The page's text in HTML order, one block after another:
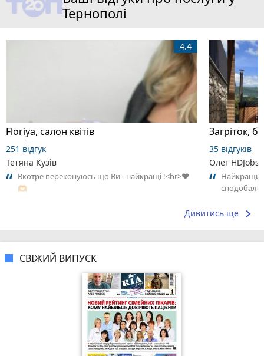
Тернополі
Floriya, салон квітів
4.4
251 відгук
Тетяна Кузів
Вкотре переконуюсь що Ви - найкращі !<br>♥️
🫶🏻
Загріток,
35 відгуків
Олег HDJobs
Найкращий
Дивитись ще keyboard_arrow_right
СВІЖИЙ ВИПУСК